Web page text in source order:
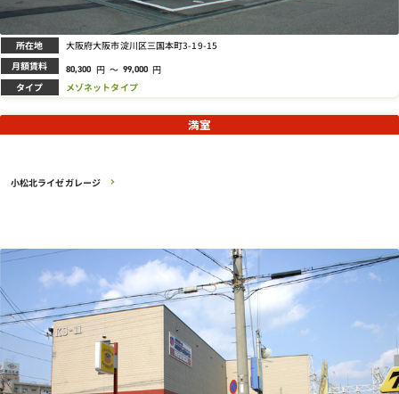
所在地 大阪府大阪市淀川区三国本町3-19-15
月額賃料 80,300 円 ～ 99,000 円
タイプ メゾネットタイプ
小松北ライゼガレージ
満室